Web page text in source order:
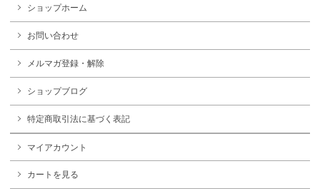
ショップホーム
お問い合わせ
メルマガ登録・解除
ショップブログ
特定商取引法に基づく表記
マイアカウント
カートを見る